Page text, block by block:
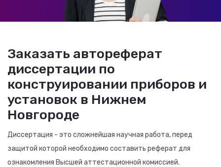
Заказать автореферат
диссертации по
конструировании приборов и
установок в Нижнем
Новгороде
Диссертация - это сложнейшая научная работа, перед
защитой которой необходимо составить реферат для
ознакомления Высшей аттестационной комиссией.